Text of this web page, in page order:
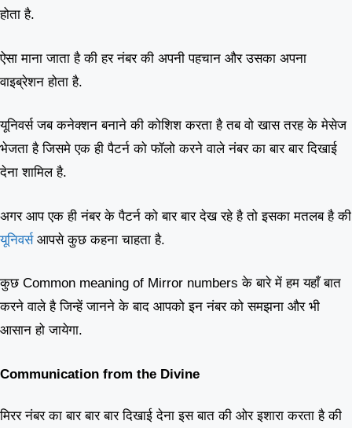
होता है.
ऐसा माना जाता है की हर नंबर की अपनी पहचान और उसका अपना
वाइब्रेशन होता है.
यूनिवर्स जब कनेक्शन बनाने की कोशिश करता है तब वो खास तरह के मेसेज
भेजता है जिसमे एक ही पैटर्न को फॉलो करने वाले नंबर का बार बार दिखाई
देना शामिल है.
अगर आप एक ही नंबर के पैटर्न को बार बार देख रहे है तो इसका मतलब है की
यूनिवर्सआपसे कुछ कहना चाहता है.
कुछ Common meaning of Mirror numbers के बारे में हम यहाँ बात
करने वाले है जिन्हें जानने के बाद आपको इन नंबर को समझना और भी
आसान हो जायेगा.
Communication from the Divine
मिरर नंबर का बार बार बार दिखाई देना इस बात की ओर इशारा करता है की